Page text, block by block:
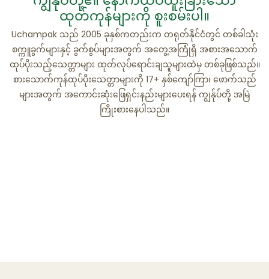
ထုတ်ကုန်များကို စူးစမ်းပါ။
Uchampak သည် 2005 ခုနှစ်ကတည်းက တရုတ်နိုင်ငံတွင် တစ်ခါသုံး
စက္ကူခွက်များနှင့် ခွက်စွပ်များအတွက် အတွေ့အကြုံရှိ အစားအသောက်
ထုပ်ပိုးသည့်သေတ္တာများ ထုတ်လုပ်ရောင်းချသူများထဲမှ တစ်ခုဖြစ်သည်။
စားသောက်ကုန်ထုပ်ပိုးသေတ္တာများကို 17+ နှစ်ကျော်ကြာ၊ ဖောက်သည်
များအတွက် အကောင်းဆုံးဖြေရှင်းနည်းများပေးရန် ကျွန်ုပ်တို့ အမြဲ
ကြိုးစားနေပါသည်။